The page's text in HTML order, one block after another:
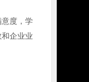
度，学
企业业